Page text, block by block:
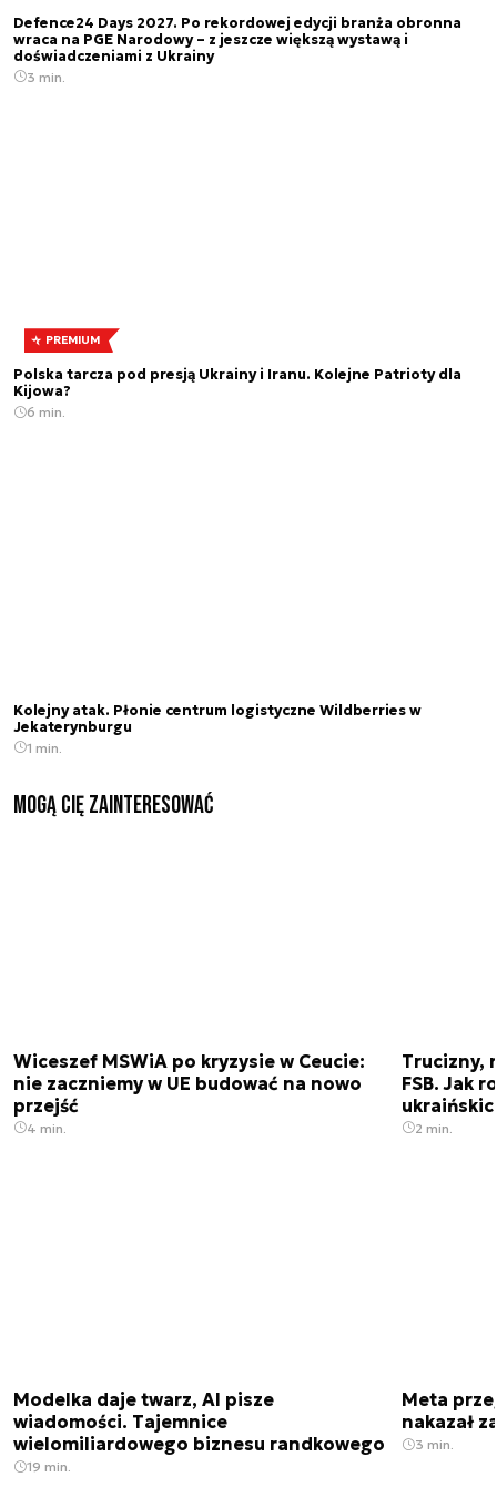
Defence24 Days 2027. Po rekordowej edycji branża obronna
wraca na PGE Narodowy – z jeszcze większą wystawą i
doświadczeniami z Ukrainy
3 min.
PREMIUM
Polska tarcza pod presją Ukrainy i Iranu. Kolejne Patrioty dla
Kijowa?
6 min.
Kolejny atak. Płonie centrum logistyczne Wildberries w
Jekaterynburgu
1 min.
Mogą Cię zainteresować
Wiceszef MSWiA po kryzysie w Ceucie:
nie zaczniemy w UE budować na nowo
przejść
4 min.
Trucizny,
FSB. Jak
2 min.
Modelka daje twarz, AI pisze
wiadomości. Tajemnice
wielomiliardowego biznesu randkowego
19 min.
Meta
nakazał
3 min.